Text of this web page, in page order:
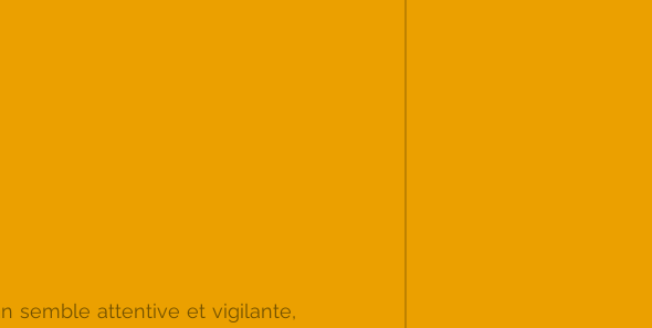
semble attentive et vigilante,